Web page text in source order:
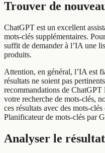
Trouver de
ChatGPT est un excellent
mots-clés supplémentaires.
suffit de demander à l’IA une
produits.
Attention, en général, l’IA est
résultats ne soient pas
recommandations de
votre recherche de mots-clés,
ces résultats avec des mots-
Planificateur de mots-clés par
Analyser le